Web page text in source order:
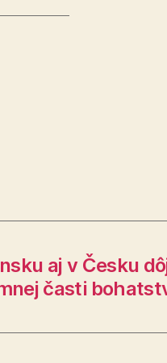
aj v Česku
časti